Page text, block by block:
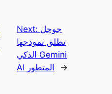
Next: جوجل
تطلق نموذجها
الذكي Gemini
AI المتطور
→